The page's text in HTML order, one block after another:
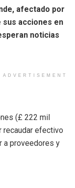
afectado por
sus acciones en
noticias
ADVERTISEMENT
(£ 222 mil
recaudar efectivo
a proveedores y